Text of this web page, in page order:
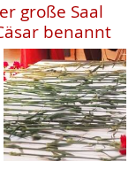
große Saal
benannt